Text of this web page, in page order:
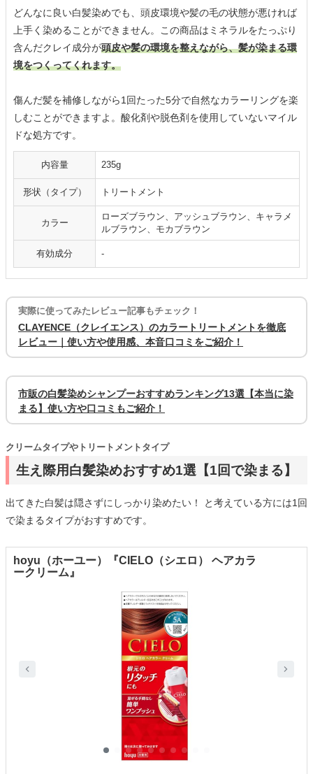
どんなに良い白髪染めでも、頭皮環境や髪の毛の状態が悪ければ
上手く染めることができません。この商品はミネラルをたっぷり
含んだクレイ成分が頭皮や髪の環境を整えながら、髪が染まる環
境をつくってくれます。
傷んだ髪を補修しながら1回たった5分で自然なカラーリングを楽
しむことができますよ。酸化剤や脱色剤を使用していないマイル
ドな処方です。
内容量 235g
形状（タイプ） トリートメント
カラー
ローズブラウン、アッシュブラウン、キャラメ
ルブラウン、モカブラウン
有効成分 -
実際に使ってみたレビュー記事もチェック！
CLAYENCE（クレイエンス）のカラートリートメントを徹底
レビュー｜使い方や使用感、本音口コミをご紹介！
市販の白髪染めシャンプーおすすめランキング13選【本当に染
まる】使い方や口コミもご紹介！
生え際用白髪染めおすすめ1選【1回で染まる】
クリームタイプやトリートメントタイプ
出てきた白髪は隠さずにしっかり染めたい！ と考えている方には1回
で染まるタイプがおすすめです。
hoyu（ホーユー）『CIELO（シエロ） ヘアカラ
ークリーム』